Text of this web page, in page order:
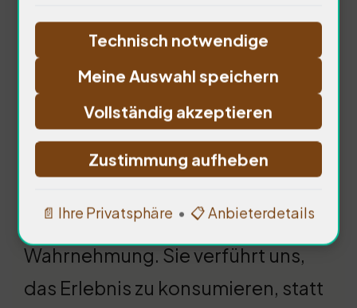
Erfahrungen nicht ersetzen. Die
Essenz der Reise liegt in der
Konfrontation mit dem
Unbekannten. Der Mensch lernt,
indem er sich aus seiner
digitale Welt beeinflusst unsere
Wahrnehmung. Sie verführt uns,
das Erlebnis zu konsumieren, statt
Technisch notwendige
Meine Auswahl speichern
Vollständig akzeptieren
Zustimmung aufheben
📄 Ihre Privatsphäre • 📋 Anbieterdetails